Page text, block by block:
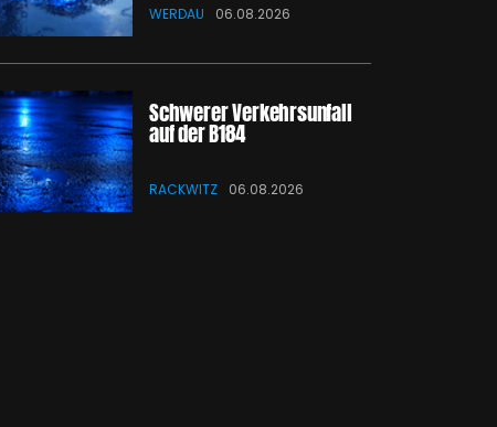
WERDAU 06.08.2026
Schwerer Verkehrsunfall
auf der B184
RACKWITZ 06.08.2026